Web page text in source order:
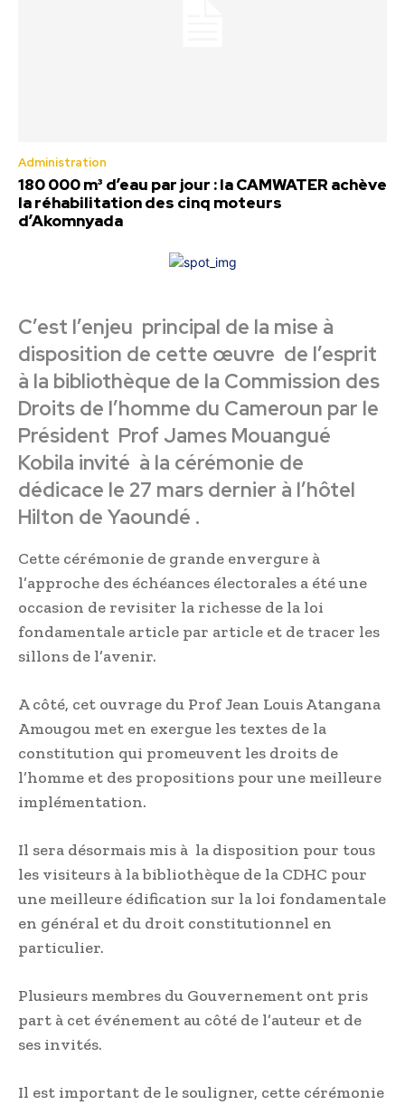
Administration
180 000 m³ d’eau par jour : la CAMWATER achève
la réhabilitation des cinq moteurs
d’Akomnyada
C’est l’enjeu principal de la mise à
disposition de cette œuvre de l’esprit
à la bibliothèque de la Commission des
Droits de l’homme du Cameroun par le
Président Prof James Mouangué
Kobila invité à la cérémonie de
dédicace le 27 mars dernier à l’hôtel
Hilton de Yaoundé .
Cette cérémonie de grande envergure à
l’approche des échéances électorales a été une
occasion de revisiter la richesse de la loi
fondamentale article par article et de tracer les
sillons de l’avenir.
A côté, cet ouvrage du Prof Jean Louis Atangana
Amougou met en exergue les textes de la
constitution qui promeuvent les droits de
l’homme et des propositions pour une meilleure
implémentation.
Il sera désormais mis à la disposition pour tous
les visiteurs à la bibliothèque de la CDHC pour
une meilleure édification sur la loi fondamentale
en général et du droit constitutionnel en
particulier.
Plusieurs membres du Gouvernement ont pris
part à cet événement au côté de l’auteur et de
ses invités.
Il est important de le souligner, cette cérémonie